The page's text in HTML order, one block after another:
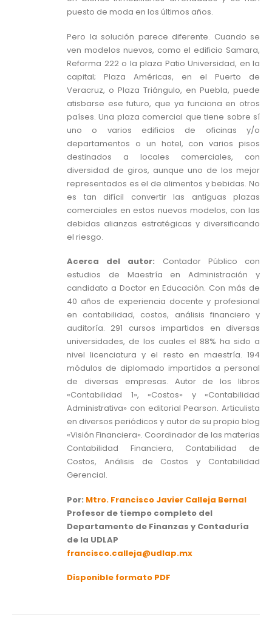
puesto de moda en los últimos años.
Pero la solución parece diferente. Cuando se
ven modelos nuevos, como el edificio Samara,
Reforma 222 o la plaza Patio Universidad, en la
capital; Plaza Américas, en el Puerto de
Veracruz, o Plaza Triángulo, en Puebla, puede
atisbarse ese futuro, que ya funciona en otros
países. Una plaza comercial que tiene sobre sí
uno o varios edificios de oficinas y/o
departamentos o un hotel, con varios pisos
destinados a locales comerciales, con
diversidad de giros, aunque uno de los mejor
representados es el de alimentos y bebidas. No
es tan difícil convertir las antiguas plazas
comerciales en estos nuevos modelos, con las
debidas alianzas estratégicas y diversificando
el riesgo.
Acerca del autor: Contador Público con
estudios de Maestría en Administración y
candidato a Doctor en Educación. Con más de
40 años de experiencia docente y profesional
en contabilidad, costos, análisis financiero y
auditoría. 291 cursos impartidos en diversas
universidades, de los cuales el 88% ha sido a
nivel licenciatura y el resto en maestría. 194
módulos de diplomado impartidos a personal
de diversas empresas. Autor de los libros
«Contabilidad 1», «Costos» y «Contabilidad
Administrativa» con editorial Pearson. Articulista
en diversos periódicos y autor de su propio blog
«Visión Financiera». Coordinador de las materias
Contabilidad Financiera, Contabilidad de
Costos, Análisis de Costos y Contabilidad
Gerencial.
Por: Mtro. Francisco Javier Calleja Bernal
Profesor de tiempo completo del
Departamento de Finanzas y Contaduría
de la UDLAP
francisco.calleja@udlap.mx
Disponible formato PDF